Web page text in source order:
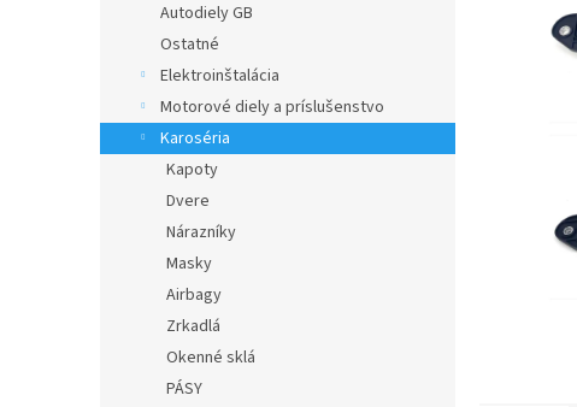
Autodiely GB
Ostatné
Elektroinštalácia
Motorové diely a príslušenstvo
Karoséria
Kapoty
Dvere
Nárazníky
Masky
Airbagy
Zrkadlá
Okenné sklá
PÁSY